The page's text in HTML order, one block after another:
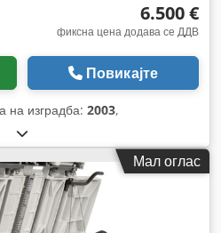
6.500 €
фиксна цена додава се ДДВ
Повикајте
на изградба: 2003,
Мал оглас